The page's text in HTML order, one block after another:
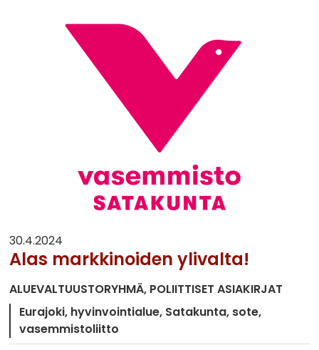
30.4.2024
Alas markkinoiden ylivalta!
ALUEVALTUUSTORYHMÄ POLIITTISET ASIAKIRJAT
Eurajoki hyvinvointialue Satakunta sote
vasemmistoliitto